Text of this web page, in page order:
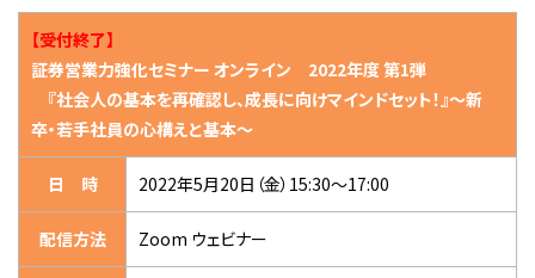
【受付終了】
証券営業力強化セミナー オンライン 2022年度 第1弾
『社会人の基本を再確認し、成長に向けマインドセット！』～新
卒・若手社員の心構えと基本～
日 時 2022年5月20日（金）15:30～17:00
配信方法 Zoom ウェビナー